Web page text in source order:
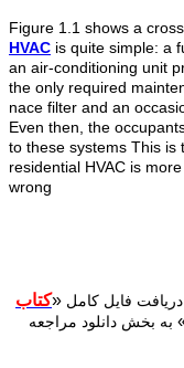
Figure 1.1 shows a
HVAC is quite simple: a
an air-conditioning unit
the only required
nace filter and an
Even then, the
to these systems This is
residential HVAC is
wrong
دریافت فایل کامل «کتاب
به بخش دانلود مراجعه